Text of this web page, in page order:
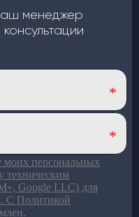
менеджер
32 кВт
: лёгкий и устойчив